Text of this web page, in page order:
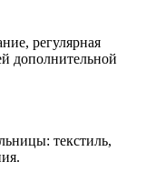
регулярная
дополнительной
текстиль,